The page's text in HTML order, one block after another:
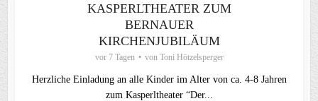
KASPERLTHEATER ZUM
BERNAUER
KIRCHENJUBILÄUM
vor 7 Tagen von Toni Hötzelsperger
Herzliche Einladung an alle Kinder im Alter von ca. 4-8 Jahren
zum Kasperltheater “Der...